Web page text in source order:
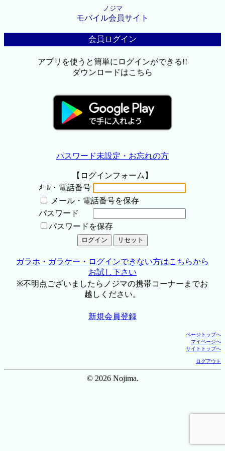
ノジマ
モバイル会員サイト
会員ログイン
アプリを使うと簡単にログインができる!!
ダウンロードはこちら
パスワード未設定・お忘れの方
【ログインフォーム】
ﾒｰﾙ・電話番号
メール・電話番号を保存
パスワード
パスワードを保存
ガラホ・ガラケー・ログインできない方はこちらから
お試し下さい
※不明点ございましたらノジマの携帯コーナーまでお
越しください。
新規会員登録
ページトップへ
マイページへ
サイトトップへ
ログアウト
© 2026 Nojima.